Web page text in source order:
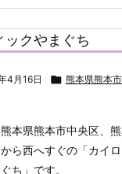
ックやまぐち
4月16日  熊本県熊本
熊本県熊本市中央区、
から西へすぐの「カイ
ぐち」です。